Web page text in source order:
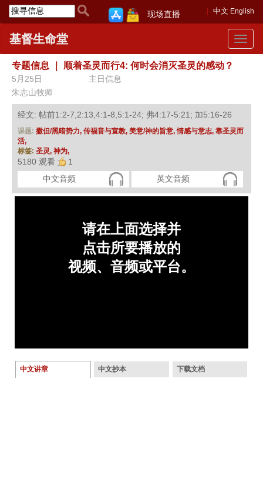
中文 English
现场直播
Toggle
基督生命堂
专题信息 顺着圣灵而行4: 何时会消灭圣灵的感动？
5月25日
主日信息
朱志山牧师
经文: 帖前1:2-7,2:13,4:1-8,5:1-24; 弗4:17-5:21; 加5:16-26
课题: 撒但/黑暗势力, 传福音与宣教, 美意/神的旨意,情感与意志, 靠圣灵而
活,
标签: 圣灵, 神为,
5180 观看
1
中文音频
英文音频
中文讲章 中文抄本 下载文档